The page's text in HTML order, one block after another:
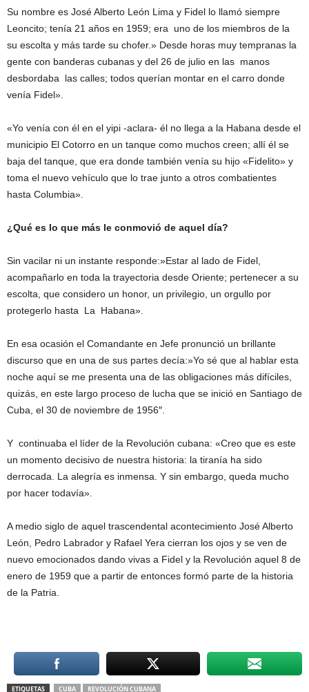
Su nombre es José Alberto León Lima y Fidel lo llamó siempre
Leoncito; tenía 21 años en 1959; era uno de los miembros de la
su escolta y más tarde su chofer.» Desde horas muy tempranas la
gente con banderas cubanas y del 26 de julio en las manos
desbordaba las calles; todos querían montar en el carro donde
venía Fidel».
«Yo venía con él en el yipi -aclara- él no llega a la Habana desde el
municipio El Cotorro en un tanque como muchos creen; allí él se
baja del tanque, que era donde también venía su hijo «Fidelito» y
toma el nuevo vehículo que lo trae junto a otros combatientes
hasta Columbia».
¿Qué es lo que más le conmovió de aquel día?
Sin vacilar ni un instante responde:»Estar al lado de Fidel,
acompañarlo en toda la trayectoria desde Oriente; pertenecer a su
escolta, que considero un honor, un privilegio, un orgullo por
protegerlo hasta La Habana».
En esa ocasión el Comandante en Jefe pronunció un brillante
discurso que en una de sus partes decía:»Yo sé que al hablar esta
noche aquí se me presenta una de las obligaciones más difíciles,
quizás, en este largo proceso de lucha que se inició en Santiago de
Cuba, el 30 de noviembre de 1956″.
Y continuaba el líder de la Revolución cubana: «Creo que es este
un momento decisivo de nuestra historia: la tiranía ha sido
derrocada. La alegría es inmensa. Y sin embargo, queda mucho
por hacer todavía».
A medio siglo de aquel trascendental acontecimiento José Alberto
León, Pedro Labrador y Rafael Yera cierran los ojos y se ven de
nuevo emocionados dando vivas a Fidel y la Revolución aquel 8 de
enero de 1959 que a partir de entonces formó parte de la historia
de la Patria.
ETIQUETAS CUBA REVOLUCIÓN CUBANA